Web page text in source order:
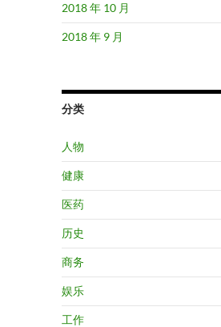
2018 年 10 月
2018 年 9 月
分类
人物
健康
医药
历史
商务
娱乐
工作